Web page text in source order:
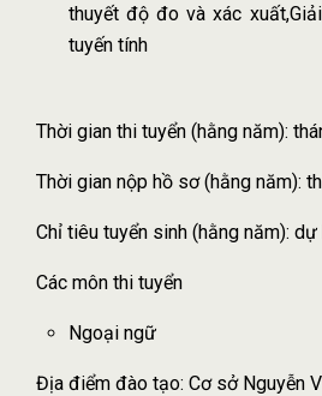
thuyết độ đo và xác
tuyến tính
Thời gian thi tuyển (hằng năm):
Thời gian nộp hồ sơ (hằng năm):
Chỉ tiêu tuyển sinh (hằng năm):
Các môn thi tuyển
Ngoại ngữ
Địa điểm đào tạo: Cơ sở Nguyễn